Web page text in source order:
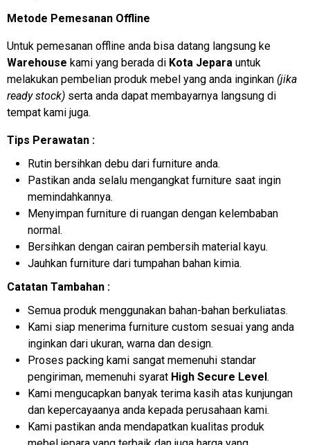
Metode Pemesanan Offline
Untuk pemesanan offline anda bisa datang langsung ke
Warehouse kami yang berada di Kota Jepara untuk
melakukan pembelian produk mebel yang anda inginkan (jika
ready stock) serta anda dapat membayarnya langsung di
tempat kami juga.
Tips Perawatan :
Rutin bersihkan debu dari furniture anda.
Pastikan anda selalu mengangkat furniture saat ingin
memindahkannya.
Menyimpan furniture di ruangan dengan kelembaban
normal.
Bersihkan dengan cairan pembersih material kayu.
Jauhkan furniture dari tumpahan bahan kimia.
Catatan Tambahan :
Semua produk menggunakan bahan-bahan berkuliatas.
Kami siap menerima furniture custom sesuai yang anda
inginkan dari ukuran, warna dan design.
Proses packing kami sangat memenuhi standar
pengiriman, memenuhi syarat High Secure Level.
Kami mengucapkan banyak terima kasih atas kunjungan
dan kepercayaanya anda kepada perusahaan kami.
Kami pastikan anda mendapatkan kualitas produk